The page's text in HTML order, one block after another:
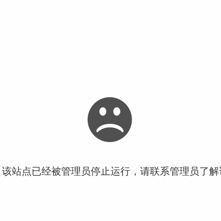
站点已经被管理员停止运行，请联系管理员了